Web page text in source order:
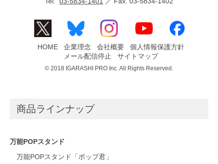
HOME 企業理念 会社概要
個人情報保護方針
メール配信停止
サイトマップ
© 2018 IGARASHI PRO Inc. All Rights Reserved.
商品ラインナップ
万能POPスタンド
万能POPスタンド「ポップ君」